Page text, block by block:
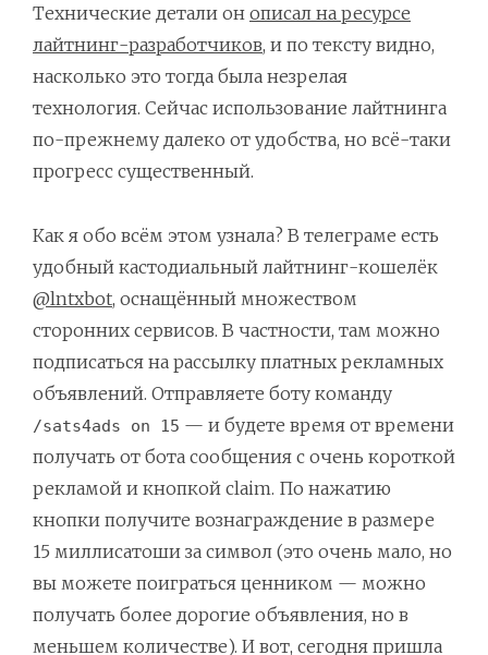
Технические детали он описал на ресурсе
лайтнинг-разработчиков, и по тексту видно,
насколько это тогда была незрелая
технология. Сейчас использование лайтнинга
по-прежнему далеко от удобства, но всё-таки
прогресс существенный.
Как я обо всём этом узнала? В телеграме есть
удобный кастодиальный лайтнинг-кошелёк
@lntxbot, оснащённый множеством
сторонних сервисов. В частности, там можно
подписаться на рассылку платных рекламных
объявлений. Отправляете боту команду
/sats4ads on 15 — и будете время от времени
получать от бота сообщения с очень короткой
рекламой и кнопкой claim. По нажатию
кнопки получите вознаграждение в размере
15 миллисатоши за символ (это очень мало, но
вы можете поиграться ценником — можно
получать более дорогие объявления, но в
меньшем количестве). И вот, сегодня пришла